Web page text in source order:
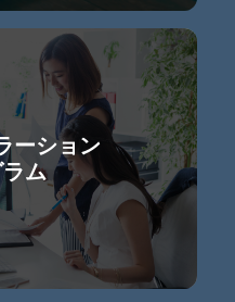
ーション
ム